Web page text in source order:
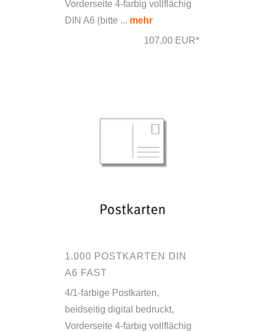
Vorderseite 4-farbig vollflächig
DIN A6 (bitte ... mehr
107,00 EUR*
1.000 POSTKARTEN DIN
A6 FAST
4/1-farbige Postkarten,
beidseitig digital bedruckt,
Vorderseite 4-farbig vollflächig